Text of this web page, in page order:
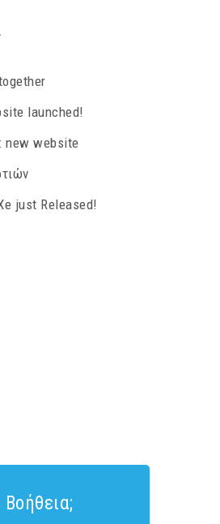
launched!
new website
just Released!